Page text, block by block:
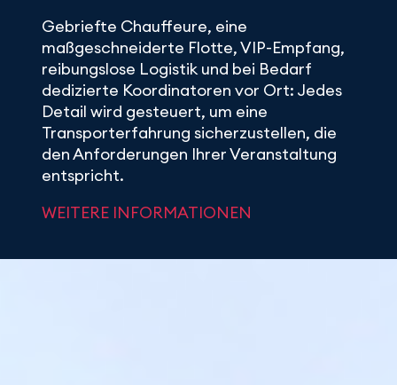
Gebriefte Chauffeure, eine
maßgeschneiderte Flotte, VIP-Empfang,
reibungslose Logistik und bei Bedarf
dedizierte Koordinatoren vor Ort: Jedes
Detail wird gesteuert, um eine
Transporterfahrung sicherzustellen, die
den Anforderungen Ihrer Veranstaltung
entspricht.
WEITERE INFORMATIONEN